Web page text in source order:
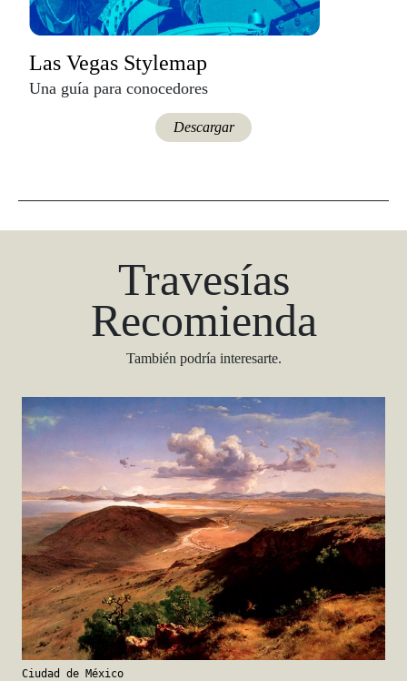
Las Vegas Stylemap
Una guía para conocedores
Descargar
Travesías
Recomienda
También podría interesarte.
Ciudad de México